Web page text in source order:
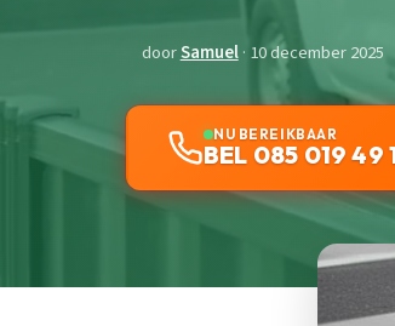
doorSamuel· 10 december 2025
NU BEREIKBAAR
BEL 085 019 49